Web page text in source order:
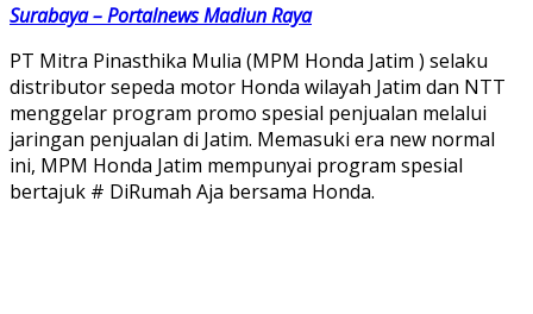
Surabaya – Portalnews Madiun Raya
PT Mitra Pinasthika Mulia (MPM Honda Jatim ) selaku
distributor sepeda motor Honda wilayah Jatim dan NTT
menggelar program promo spesial penjualan melalui
jaringan penjualan di Jatim. Memasuki era new normal
ini, MPM Honda Jatim mempunyai program spesial
bertajuk # DiRumah Aja bersama Honda.